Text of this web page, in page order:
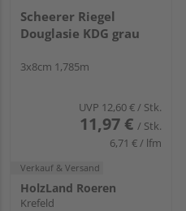
Scheerer Riegel
Douglasie KDG grau
3x8cm 1,785m
UVP 12,60 €/ Stk.
11,97 € / Stk.
6,71 € / lfm
Verkauf & Versand
HolzLand Roeren
Krefeld